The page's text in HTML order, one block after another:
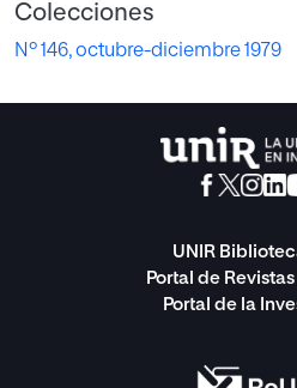
Colecciones
Nº 146, octubre-diciembre 1979
UNIR
Portal de
Portal de la